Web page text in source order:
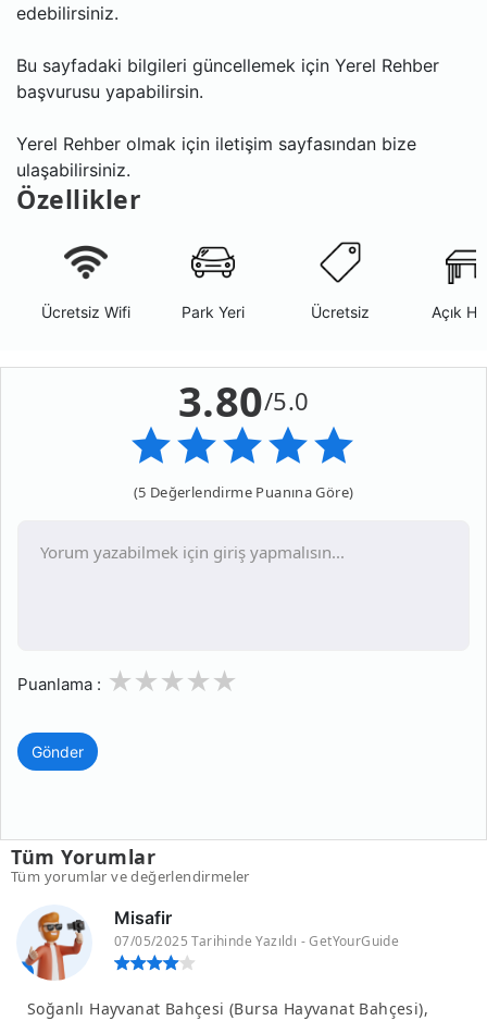
edebilirsiniz.
Bu sayfadaki bilgileri güncellemek için Yerel Rehber
başvurusu yapabilirsin.
Yerel Rehber olmak için iletişim sayfasından bize
ulaşabilirsiniz.
Özellikler
Ücretsiz Wifi Park Yeri Ücretsiz Açık
3.80/5.0
(5 Değerlendirme Puanına Göre)
Puanlama : 3
2
1
Gönder
Tüm Yorumlar
Tüm yorumlar ve değerlendirmeler
Misafir
07/05/2025 Tarihinde Yazıldı - GetYourGuide
Soğanlı Hayvanat Bahçesi (Bursa Hayvanat Bahçesi),